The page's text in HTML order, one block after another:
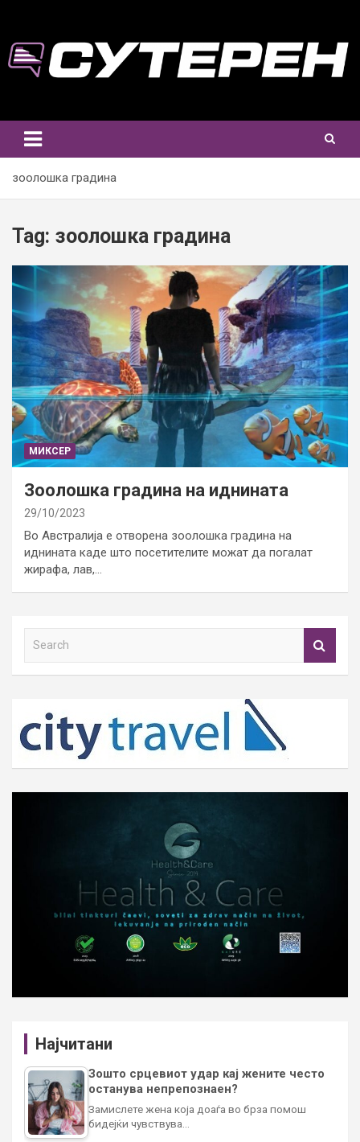
content
зоолошка градина
Tag: зоолошка градина
МИКСЕР
Зоолошка градина на иднината
29/10/2023
Во Австралија е отворена зоолошка градина на
иднината каде што посетителите можат да погалат
жирафа, лав,…
h
Најчитани
Зошто срцевиот удар кај жените често
останува непрепознаен?
Замислете жена која доаѓа во брза помош
бидејќи чувствува…